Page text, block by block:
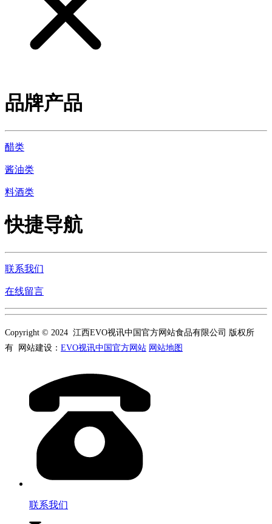
品牌产品
醋类
酱油类
料酒类
快捷导航
联系我们
在线留言
Copyright © 2024 江西EVO视讯中国官方网站食品有限公司 版权所
有 网站建设： EVO视讯中国官方网站 网站地图
联系我们